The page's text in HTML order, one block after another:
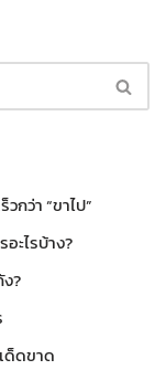
กว่า “ขาไป”
ะไรบ้าง?
?
ด็ดขาด